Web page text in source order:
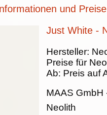
und Preise
Just White -
Hersteller:
Preise für
Ab: Preis auf
MAAS GmbH
Neolith